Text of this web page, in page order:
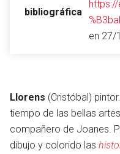
Leer
bibliográfica
en 27/
Llorens (Cristóbal)
tiempo de las bellas
compañero de Joanes.
dibujo y colorido las